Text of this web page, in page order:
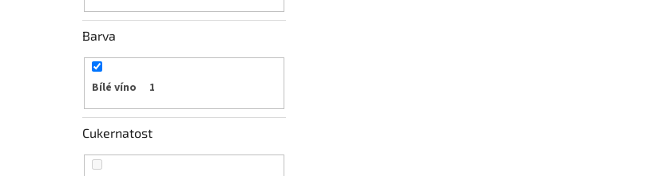
Barva
Bílé víno 1
Cukernatost